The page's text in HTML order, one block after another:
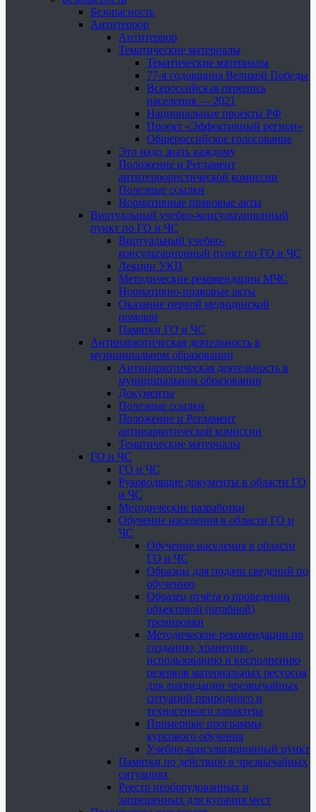
Безопасность
Антитеррор
Антитеррор
Тематические материалы
Тематические материалы
77-я годовщина Великой Победы
Всероссийская перепись
населения — 2021
Национальные проекты РФ
Проект «Эффективный регион»
Общероссийское голосование
Это надо знать каждому
Положение и Регламент
антитеррористической комиссии
Полезные ссылки
Нормативные правовые акты
Виртуальный учебно-консультационный
пункт по ГО и ЧС
Виртуальный учебно-
консультационный пункт по ГО и ЧС
Лекции УКП
Методические рекомендации МЧС
Нормативно-правовые акты
Оказание первой медицинской
помощи
Памятки ГО и ЧС
Антинаркотическая деятельность в
муниципальном образовании
Антинаркотическая деятельность в
муниципальном образовании
Документы
Полезные ссылки
Положение и Регламент
антинаркотической комиссии
Тематические материалы
ГО и ЧС
ГО и ЧС
Руководящие документы в области ГО
и ЧС
Методические разработки
Обучение населения в области ГО и
ЧС
Обучение населения в области
ГО и ЧС
Образцы для подачи сведений по
обучению
Образец отчёта о проведении
объектовой (штабной)
тренировки
Методические рекомендации по
созданию, хранению ,
использованию и восполнению
резервов материальных ресурсов
для ликвидации чрезвычайных
ситуаций природного и
техногенного характера
Примерные программы
курсового обучения
Учебно-консультационный пункт
Памятки по действию в чрезвычайных
ситуациях
Реестр необорудованных и
запрещенных для купания мест